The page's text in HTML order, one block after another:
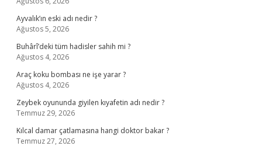
Ayvalık’ın eski adı nedir ?
Ağustos 5, 2026
Buhârî’deki tüm hadisler sahih mi ?
Ağustos 4, 2026
Araç koku bombası ne işe yarar ?
Ağustos 4, 2026
Zeybek oyununda giyilen kıyafetin adı nedir ?
Temmuz 29, 2026
Kılcal damar çatlamasına hangi doktor bakar ?
Temmuz 27, 2026